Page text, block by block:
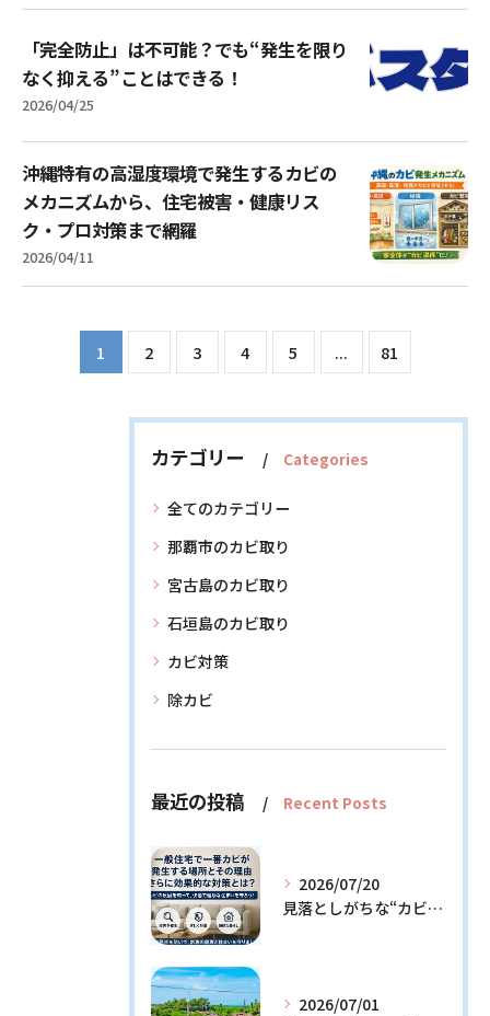
「完全防止」は不可能？でも“発生を限り
なく抑える”ことはできる！
2026/04/25
沖縄特有の高湿度環境で発生するカビの
メカニズムから、住宅被害・健康リス
ク・プロ対策まで網羅
2026/04/11
1 2 3 4 5 ... 81
カテゴリー Categories
全てのカテゴリー
那覇市のカビ取り
宮古島のカビ取り
石垣島のカビ取り
カビ対策
除カビ
最近の投稿 Recent Posts
2026/07/20
見落としがちな“カビの温床”を徹底解説！今日からできる予防策とは？
2026/07/01